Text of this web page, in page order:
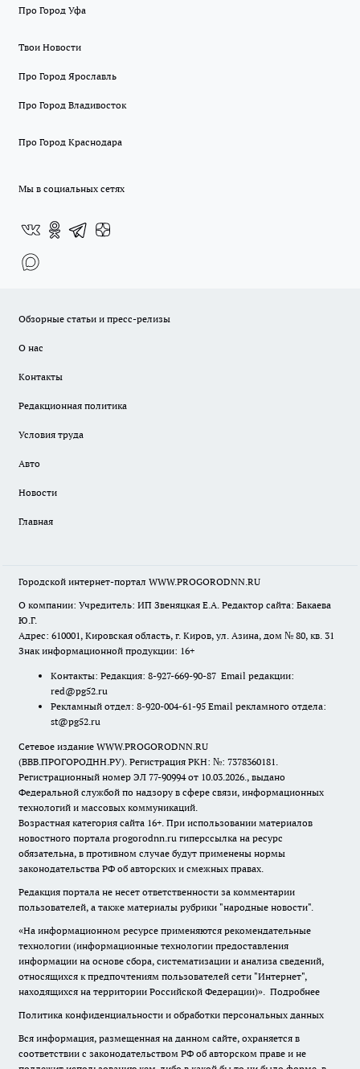
Про Город Уфа
Твои Новости
Про Город Ярославль
Про Город Владивосток
Про Город Краснодара
Мы в социальных сетях
Обзорные статьи и пресс-релизы
О нас
Контакты
Редакционная политика
Условия труда
Авто
Новости
Главная
Городской интернет-портал WWW.PROGORODNN.RU
О компании: Учредитель: ИП Звеняцкая Е.А. Редактор сайта: Бакаева
Ю.Г.
Адрес: 610001, Кировская область, г. Киров, ул. Азина, дом № 80, кв. 31
Знак информационной продукции: 16+
Контакты: Редакция: 8-927-669-90-87 Email редакции:
red@pg52.ru
Рекламный отдел: 8-920-004-61-95 Email рекламного отдела:
st@pg52.ru
Сетевое издание WWW.PROGORODNN.RU
(ВВВ.ПРОГОРОДНН.РУ). Регистрация РКН: №: 7378360181.
Регистрационный номер ЭЛ 77-90994 от 10.03.2026., выдано
Федеральной службой по надзору в сфере связи, информационных
технологий и массовых коммуникаций.
Возрастная категория сайта 16+. При использовании материалов
новостного портала progorodnn.ru гиперссылка на ресурс
обязательна, в противном случае будут применены нормы
законодательства РФ об авторских и смежных правах.
Редакция портала не несет ответственности за комментарии
пользователей, а также материалы рубрики "народные новости".
«На информационном ресурсе применяются рекомендательные
технологии (информационные технологии предоставления
информации на основе сбора, систематизации и анализа сведений,
относящихся к предпочтениям пользователей сети "Интернет",
находящихся на территории Российской Федерации)». Подробнее
Политика конфиденциальности и обработки персональных данных
Вся информация, размещенная на данном сайте, охраняется в
соответствии с законодательством РФ об авторском праве и не